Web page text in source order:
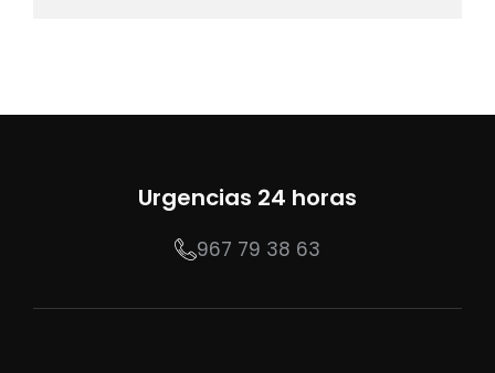
Urgencias 24 horas
967 79 38 63